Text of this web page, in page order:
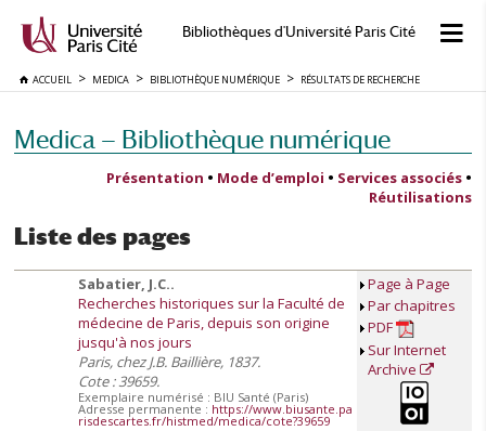
Bibliothèques d'Université Paris Cité
ACCUEIL MEDICA BIBLIOTHÈQUE NUMÉRIQUE RÉSULTATS DE RECHERCHE
Medica — Bibliothèque numérique
Présentation • Mode d’emploi • Services associés •
Réutilisations
Liste des pages
Sabatier, J.C..
Recherches historiques sur la Faculté de
médecine de Paris, depuis son origine
jusqu'à nos jours
Paris, chez J.B. Baillière, 1837.
Cote : 39659.
Exemplaire numérisé : BIU Santé (Paris)
Adresse permanente : https://www.biusante.pa
risdescartes.fr/histmed/medica/cote?39659
Page à Page
Par chapitres
PDF
Sur Internet
Archive